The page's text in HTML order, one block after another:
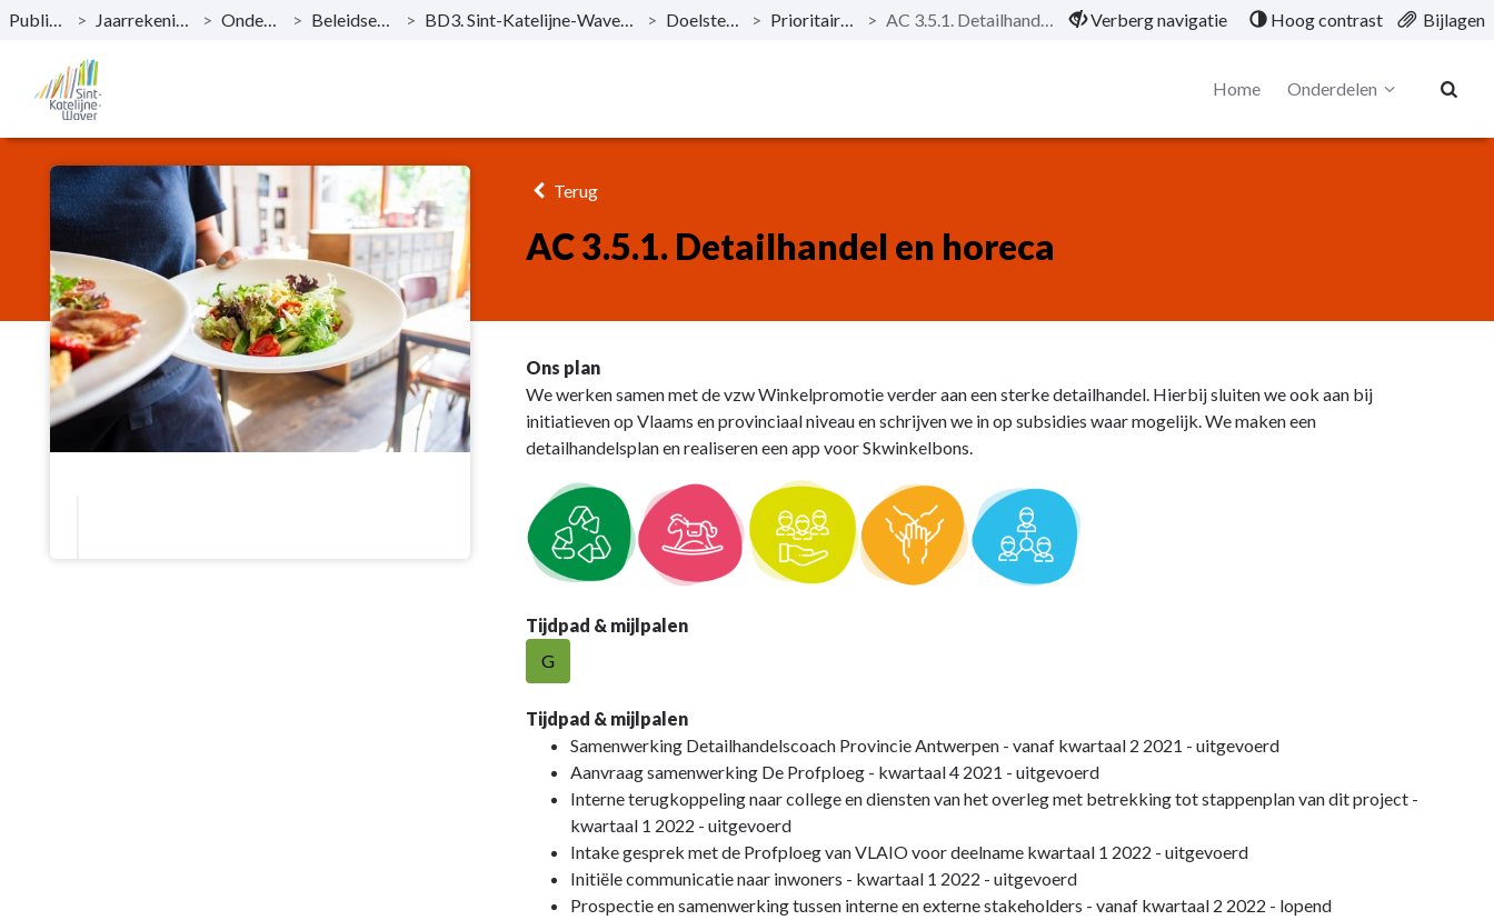
Naar hoofdinhoud
Publicaties > Jaarrekening 2023 > Onderdelen > Beleidsevaluatie > BD3. Sint-Katelijne-Waver, vol van leven! > Doelstellingen > Prioritaire acties > AC 3.5.1. Detailhandel en horeca Verberg navigatie Hoog contrast Bijlagen
Home Onderdelen
Terug
AC 3.5.1. Detailhandel en horeca
Ons plan
We werken samen met de vzw Winkelpromotie verder aan een sterke detailhandel. Hierbij sluiten we ook aan bij
initiatieven op Vlaams en provinciaal niveau en schrijven we in op subsidies waar mogelijk. We maken een
detailhandelsplan en realiseren een app voor Skwinkelbons.
Tijdpad & mijlpalen
G
Tijdpad & mijlpalen
Samenwerking Detailhandelscoach Provincie Antwerpen - vanaf kwartaal 2 2021 - uitgevoerd
Aanvraag samenwerking De Profploeg - kwartaal 4 2021 - uitgevoerd
Interne terugkoppeling naar college en diensten van het overleg met betrekking tot stappenplan van dit project -
kwartaal 1 2022 - uitgevoerd
Intake gesprek met de Profploeg van VLAIO voor deelname kwartaal 1 2022 - uitgevoerd
Initiële communicatie naar inwoners - kwartaal 1 2022 - uitgevoerd
Prospectie en samenwerking tussen interne en externe stakeholders - vanaf kwartaal 2 2022 - lopend